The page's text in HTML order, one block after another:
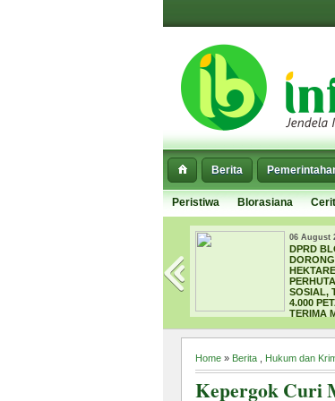
Berita
Peristiwa Blorasiana
06 August 2026
DPRD BLORA
DORONG CSR 2.000
HEKTARE UNTUK
PERHUTANAN
SOSIAL, TARGET
TERIMA MANFAAT
Home » Berita Hukum dan
Kepergok Curi